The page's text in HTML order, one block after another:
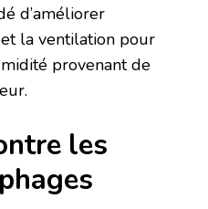
d’améliorer
la ventilation pour
provenant de
les